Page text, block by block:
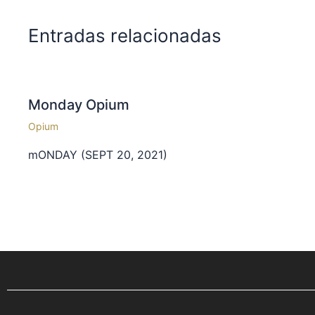
Entradas relacionadas
Monday Opium
Opium
mONDAY (SEPT 20, 2021)